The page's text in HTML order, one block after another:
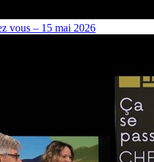
vous – 15 mai 2026